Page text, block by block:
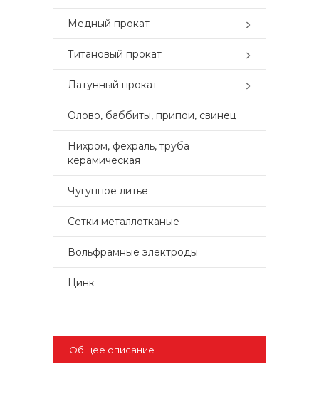
Медный прокат
Титановый прокат
Латунный прокат
Олово, баббиты, припои, свинец
Нихром, фехраль, труба
керамическая
Чугунное литье
Сетки металлотканые
Вольфрамные электроды
Цинк
Общее описание